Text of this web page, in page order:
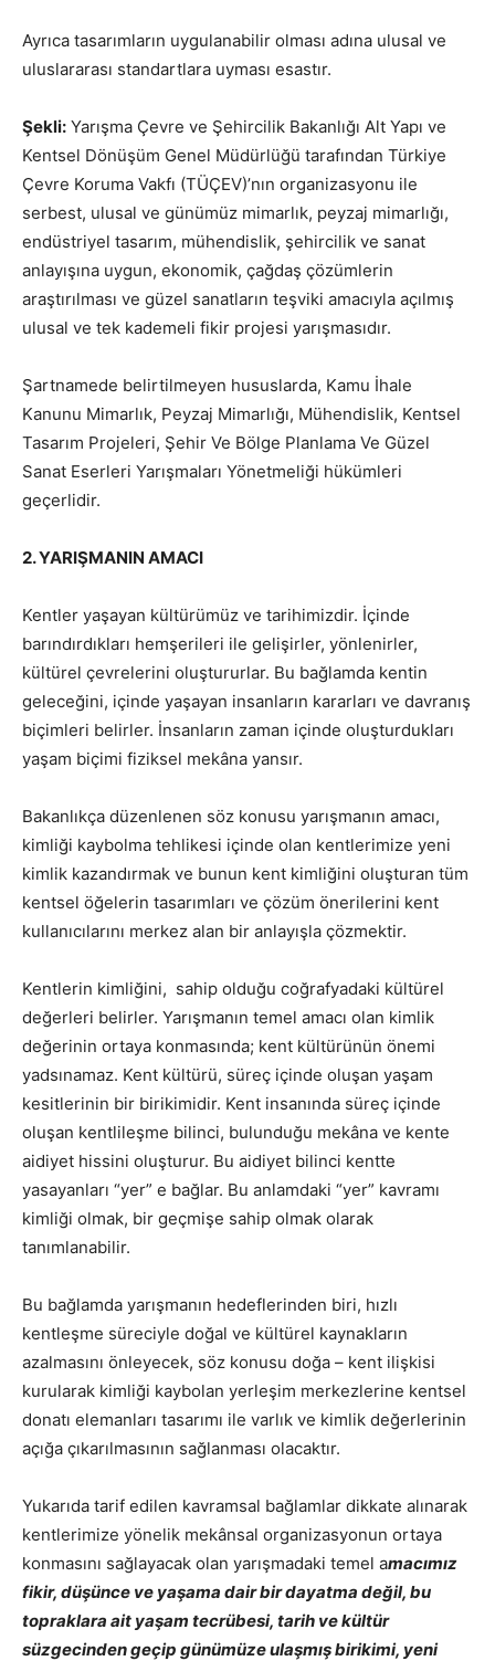
Ayrıca tasarımların uygulanabilir olması adına ulusal ve
uluslararası standartlara uyması esastır.
Şekli: Yarışma Çevre ve Şehircilik Bakanlığı Alt Yapı ve
Kentsel Dönüşüm Genel Müdürlüğü tarafından Türkiye
Çevre Koruma Vakfı (TÜÇEV)’nın organizasyonu ile
serbest, ulusal ve günümüz mimarlık, peyzaj mimarlığı,
endüstriyel tasarım, mühendislik, şehircilik ve sanat
anlayışına uygun, ekonomik, çağdaş çözümlerin
araştırılması ve güzel sanatların teşviki amacıyla açılmış
ulusal ve tek kademeli fikir projesi yarışmasıdır.
Şartnamede belirtilmeyen hususlarda, Kamu İhale
Kanunu Mimarlık, Peyzaj Mimarlığı, Mühendislik, Kentsel
Tasarım Projeleri, Şehir Ve Bölge Planlama Ve Güzel
Sanat Eserleri Yarışmaları Yönetmeliği hükümleri
geçerlidir.
2. YARIŞMANIN AMACI
Kentler yaşayan kültürümüz ve tarihimizdir. İçinde
barındırdıkları hemşerileri ile gelişirler, yönlenirler,
kültürel çevrelerini oluştururlar. Bu bağlamda kentin
geleceğini, içinde yaşayan insanların kararları ve davranış
biçimleri belirler. İnsanların zaman içinde oluşturdukları
yaşam biçimi fiziksel mekâna yansır.
Bakanlıkça düzenlenen söz konusu yarışmanın amacı,
kimliği kaybolma tehlikesi içinde olan kentlerimize yeni
kimlik kazandırmak ve bunun kent kimliğini oluşturan tüm
kentsel öğelerin tasarımları ve çözüm önerilerini kent
kullanıcılarını merkez alan bir anlayışla çözmektir.
Kentlerin kimliğini, sahip olduğu coğrafyadaki kültürel
değerleri belirler. Yarışmanın temel amacı olan kimlik
değerinin ortaya konmasında; kent kültürünün önemi
yadsınamaz. Kent kültürü, süreç içinde oluşan yaşam
kesitlerinin bir birikimidir. Kent insanında süreç içinde
oluşan kentlileşme bilinci, bulunduğu mekâna ve kente
aidiyet hissini oluşturur. Bu aidiyet bilinci kentte
yasayanları “yer” e bağlar. Bu anlamdaki “yer” kavramı
kimliği olmak, bir geçmişe sahip olmak olarak
tanımlanabilir.
Bu bağlamda yarışmanın hedeflerinden biri, hızlı
kentleşme süreciyle doğal ve kültürel kaynakların
azalmasını önleyecek, söz konusu doğa – kent ilişkisi
kurularak kimliği kaybolan yerleşim merkezlerine kentsel
donatı elemanları tasarımı ile varlık ve kimlik değerlerinin
açığa çıkarılmasının sağlanması olacaktır.
Yukarıda tarif edilen kavramsal bağlamlar dikkate alınarak
kentlerimize yönelik mekânsal organizasyonun ortaya
konmasını sağlayacak olan yarışmadaki temel amacımız
fikir, düşünce ve yaşama dair bir dayatma değil, bu
topraklara ait yaşam tecrübesi, tarih ve kültür
süzgecinden geçip günümüze ulaşmış birikimi, yeni